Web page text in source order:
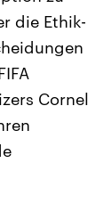
die Ethik-
Cornel